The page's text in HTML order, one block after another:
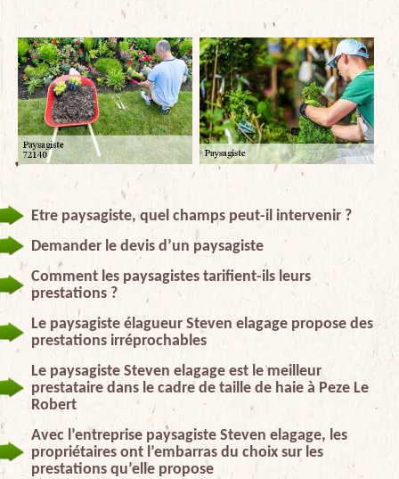
Etre paysagiste, quel champs peut-il intervenir ?
Demander le devis d’un paysagiste
Comment les paysagistes tarifient-ils leurs
prestations ?
Le paysagiste élagueur Steven elagage propose des
prestations irréprochables
Le paysagiste Steven elagage est le meilleur
prestataire dans le cadre de taille de haie à Peze Le
Robert
Avec l’entreprise paysagiste Steven elagage, les
propriétaires ont l’embarras du choix sur les
prestations qu’elle propose